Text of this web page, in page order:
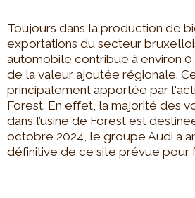
Toujours dans la production de
exportations du secteur
automobile contribue à environ
de la valeur ajoutée régionale.
principalement apportée par
Forest. En effet, la majorité des
dans l’usine de Forest est
octobre 2024, le groupe Audi a
définitive de ce site prévue pour